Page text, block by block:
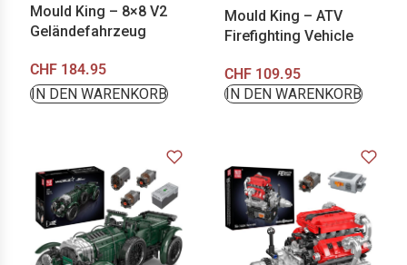
Mould King – 8×8 V2
Geländefahrzeug
CHF 184.95
IN DEN WARENKORB
Mould King – ATV
Firefighting Vehicle
CHF109.95
IN DEN WARENKORB